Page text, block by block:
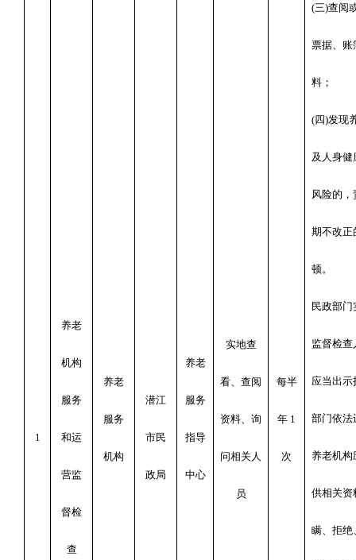
1
养老
机构
服务
和运
营监
督检
查
养老
服务
机构
潜江
市民
政局
养老
服务
指导
中心
实地查
看、查阅
资料、询
问相关人
员
每半
年 1
次
(三)查阅
票据、账
料；
(四)发现
及人身健
风险的
期不改正
顿。
民政部门
监督检查
应当出示
部门依法
养老机构
供相关资
瞒、拒绝